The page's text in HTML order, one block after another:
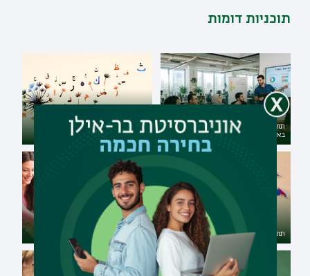
תוכניות דומות
תואר ראשון בחינוך במגמת למידה
בארגונים
תעודת הוראה בערבית
תואר שני בחינוך מיוחד תעודת הוראה באמנות יהודית